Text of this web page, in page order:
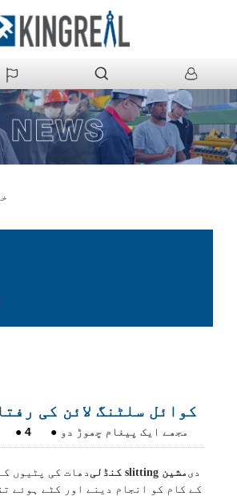
کوائل سلٹنگ لائن کی
● 4 ● مجھے ایک پیغام چھوڑ دو
دی کنڈلی slitting مشین
دھات کی پٹیوں
کے کام کو انجام دینے اور کٹے ہوئے